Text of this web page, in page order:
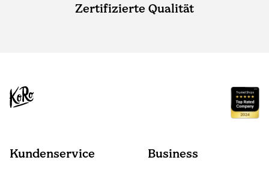
Zertifizierte Qualität
Kundenservice Business